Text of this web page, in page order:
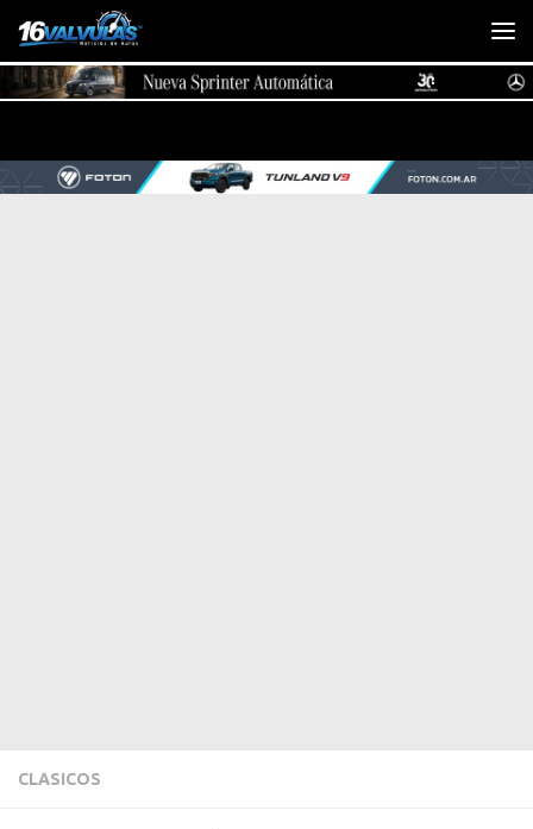
Saltar al contenido
CLASICOS